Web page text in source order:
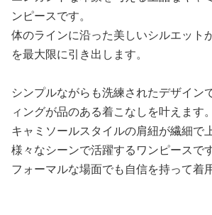
ンピースです。
体のラインに沿った美しいシルエット
を最大限に引き出します。
シンプルながらも洗練されたデザイン
ィングが品のある着こなしを叶えます。
キャミソールスタイルの肩紐が繊細で
様々なシーンで活躍するワンピースです
フォーマルな場面でも自信を持って着